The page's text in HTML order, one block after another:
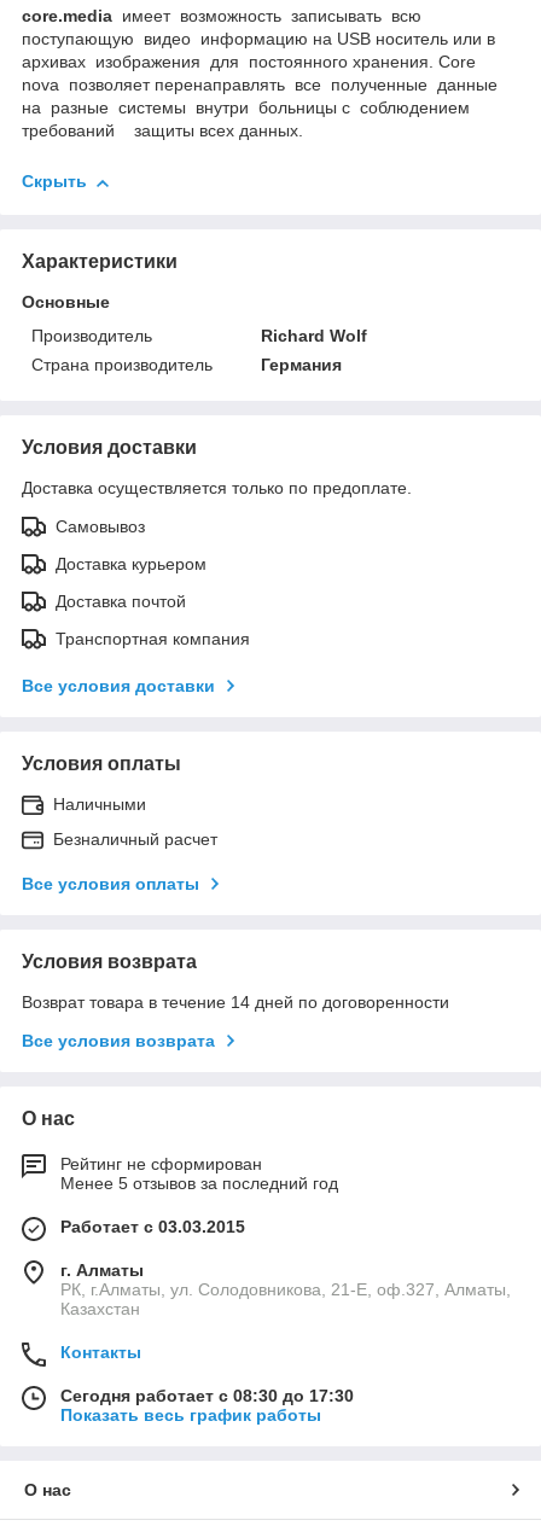
core.media имеет возможность записывать всю
поступающую видео информацию на USB носитель или в
архивах изображения для постоянного хранения. Core
nova позволяет перенаправлять все полученные данные
на разные системы внутри больницы с соблюдением
требований защиты всех данных.
Скрыть
Характеристики
Основные
Производитель
Richard Wolf
Страна производитель
Германия
Условия доставки
Доставка осуществляется только по предоплате.
Самовывоз
Доставка курьером
Доставка почтой
Транспортная компания
Все условия доставки
Условия оплаты
Наличными
Безналичный расчет
Все условия оплаты
Условия возврата
Возврат товара в течение 14 дней по договоренности
Все условия возврата
О нас
Рейтинг не сформирован
Менее 5 отзывов за последний год
Работает с 03.03.2015
г. Алматы
РК, г.Алматы, ул. Солодовникова, 21-Е, оф.327, Алматы,
Казахстан
Контакты
Сегодня работает с 08:30 до 17:30
Показать весь график работы
О нас